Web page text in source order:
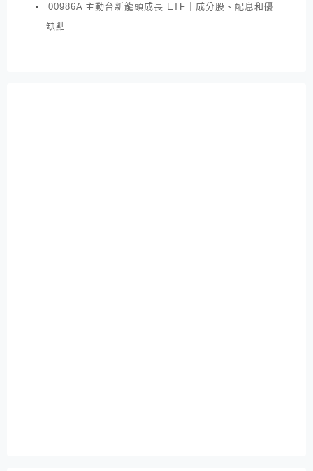
00986A 主動台新龍頭成長 ETF｜成分股、配息和優
缺點